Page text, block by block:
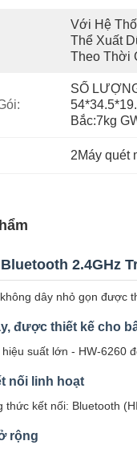
Với Hệ
Thể Xuất
Theo Thời
SỐ
Bắc:7kg
2Máy quét
2.4GHz
dây nhỏ gọn được
được thiết kế cho
suất lớn - HW-6260
nối linh hoạt
kết nối: Bluetooth
rộng